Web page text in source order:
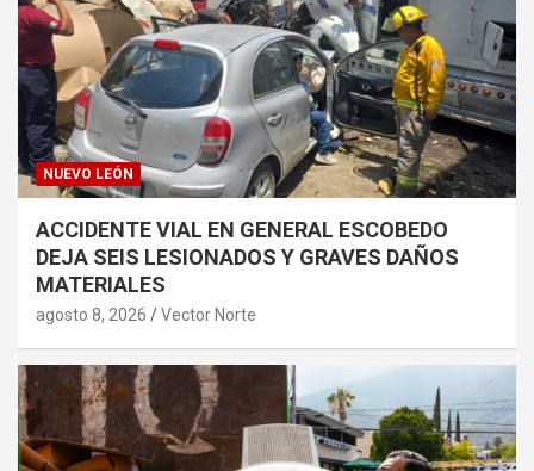
NUEVO LEÓN
ACCIDENTE VIAL EN GENERAL ESCOBEDO
DEJA SEIS LESIONADOS Y GRAVES DAÑOS
MATERIALES
agosto 8, 2026 Vector Norte